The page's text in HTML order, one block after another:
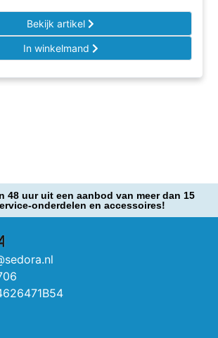
Bekijk artikel
In winkelmand
48 uur uit een aanbod van meer dan 15
onderdelen en accessoires!